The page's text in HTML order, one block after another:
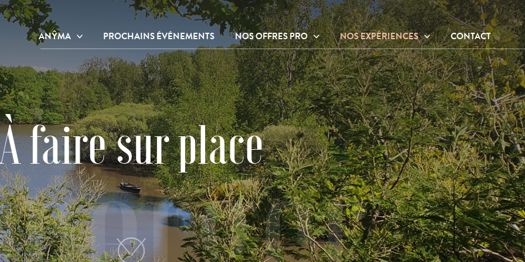
ANŶMA
ressourcement
Notre histoire
Galerie photos
PROCHAINS ÉVÉNEMENTS NOS OFFRES PRO
Nos offres thérapeutes
Nos offres entreprises
NOS EXPÉRIENCES
Ateliers et activités
Hébergements
Sur place
À proximité
Nos praticiens
CONTACT
faire sur place